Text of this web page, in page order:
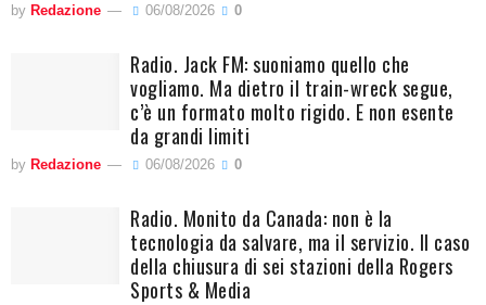
by Redazione 06/08/2026 0
Radio. Jack FM: suoniamo quello che
vogliamo. Ma dietro il train-wreck segue,
c’è un formato molto rigido. E non esente
da grandi limiti
by Redazione 06/08/2026 0
Radio. Monito da Canada: non è la
tecnologia da salvare, ma il servizio. Il caso
della chiusura di sei stazioni della Rogers
Sports & Media